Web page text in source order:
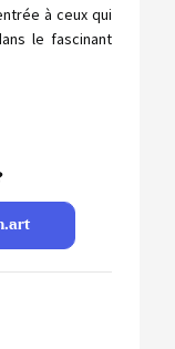
à ceux qui
le fascinant